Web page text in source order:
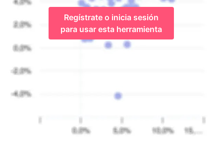
Regístrate o inicia sesión
para usar esta herramienta